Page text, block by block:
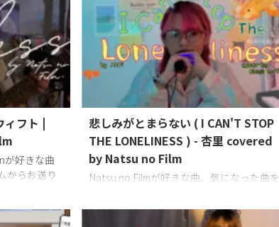
ィフト |
が好きな曲
からお送り
Leon (Natsu
悲しみがとまらない ( I CAN'T STOP
THE LONELINESS ) - 杏里 covered
by Natsu no Film
Natsu no Filmが好きな曲、気になった曲を
「悲しみがとまらない」
Vocals: Natsu